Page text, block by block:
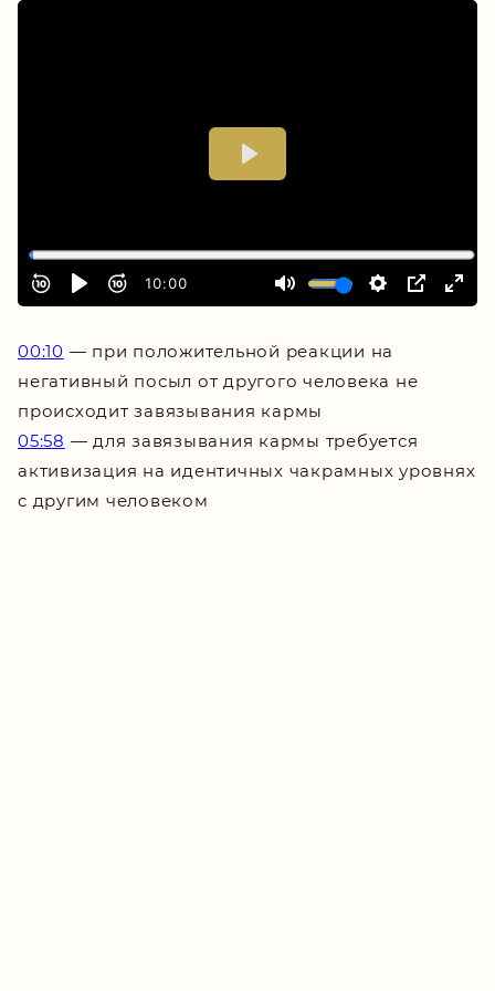
00:10 — при положительной реакции на
негативный посыл от другого человека не
происходит завязывания кармы
05:58 — для завязывания кармы требуется
активизация на идентичных чакрамных уровнях
с другим человеком